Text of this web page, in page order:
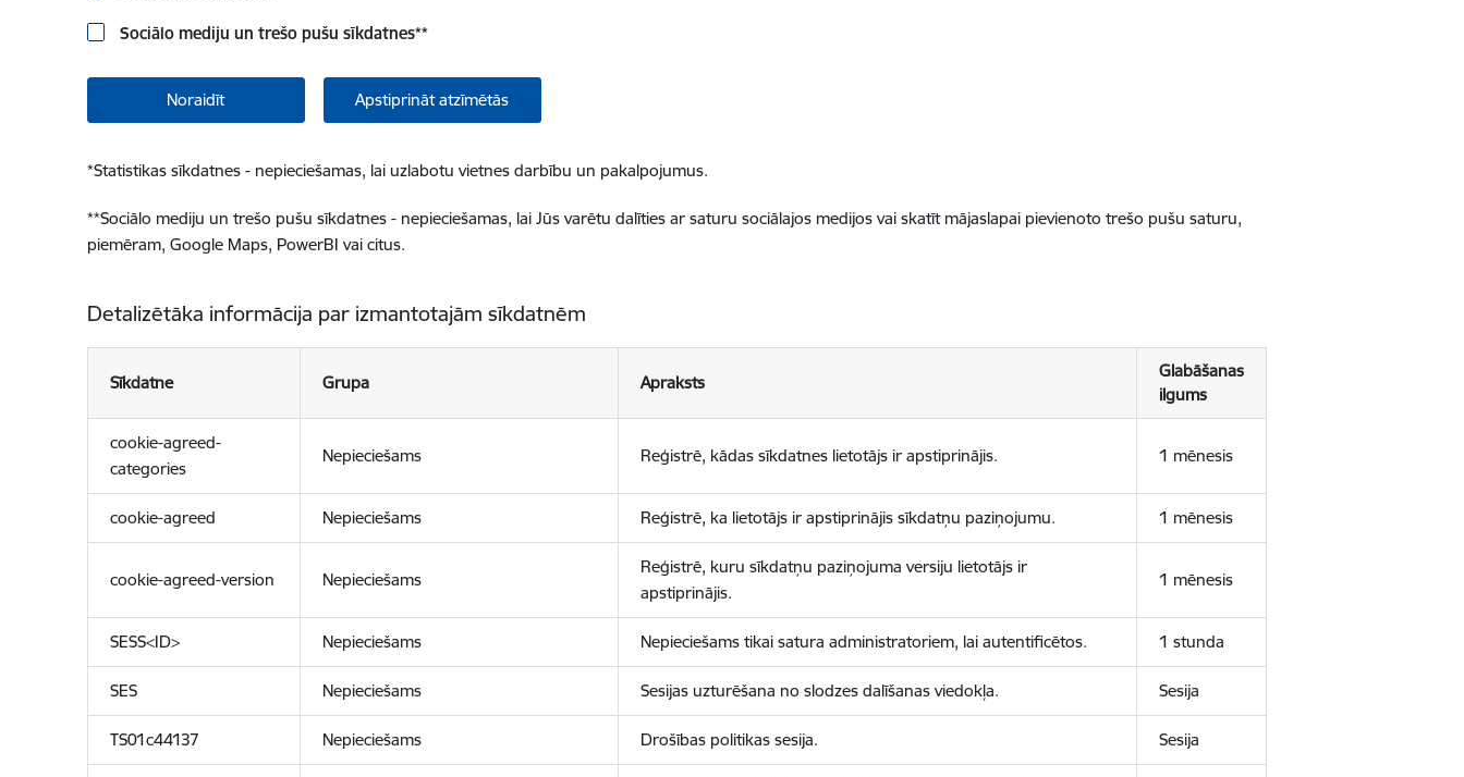
Sociālo mediju un trešo pušu sīkdatnes**
Noraidīt Apstiprināt atzīmētās
*Statistikas sīkdatnes - nepieciešamas, lai uzlabotu vietnes darbību un pakalpojumus.
**Sociālo mediju un trešo pušu sīkdatnes - nepieciešamas, lai Jūs varētu dalīties ar saturu sociālajos medijos vai skatīt mājaslapai pievienoto trešo pušu saturu,
piemēram, Google Maps, PowerBI vai citus.
Detalizētāka informācija par izmantotajām sīkdatnēm
Sīkdatne Grupa Apraksts
Glabāšanas
ilgums
cookie-agreed-
categories
Nepieciešams Reģistrē, kādas sīkdatnes lietotājs ir apstiprinājis. 1 mēnesis
cookie-agreed Nepieciešams Reģistrē, ka lietotājs ir apstiprinājis sīkdatņu paziņojumu. 1 mēnesis
cookie-agreed-version Nepieciešams
Reģistrē, kuru sīkdatņu paziņojuma versiju lietotājs ir
apstiprinājis.
1 mēnesis
SESS<ID> Nepieciešams Nepieciešams tikai satura administratoriem, lai autentificētos. 1 stunda
SES Nepieciešams Sesijas uzturēšana no slodzes dalīšanas viedokļa. Sesija
TS01c44137 Nepieciešams Drošības politikas sesija. Sesija